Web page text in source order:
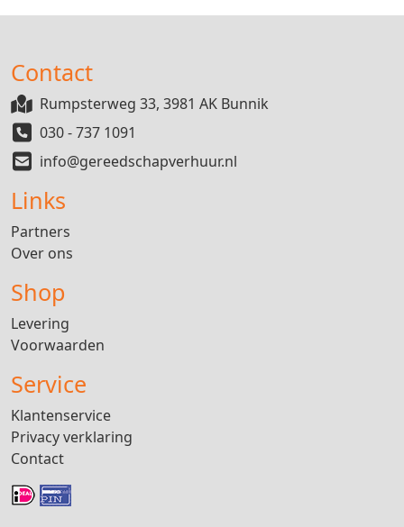
Contact
Rumpsterweg 33, 3981 AK Bunnik
030 - 737 1091
info@gereedschapverhuur.nl
Links
Partners
Over ons
Shop
Levering
Voorwaarden
Service
Klantenservice
Privacy verklaring
Contact